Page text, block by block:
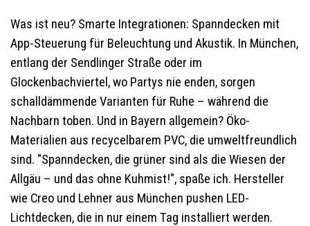
Was ist neu? Smarte Integrationen: Spanndecken mit
App-Steuerung für Beleuchtung und Akustik. In München,
entlang der Sendlinger Straße oder im
Glockenbachviertel, wo Partys nie enden, sorgen
schalldämmende Varianten für Ruhe – während die
Nachbarn toben. Und in Bayern allgemein? Öko-
Materialien aus recycelbarem PVC, die umweltfreundlich
sind. "Spanndecken, die grüner sind als die Wiesen der
Allgäu – und das ohne Kuhmist!", spaße ich. Hersteller
wie Creo und Lehner aus München pushen LED-
Lichtdecken, die in nur einem Tag installiert werden.